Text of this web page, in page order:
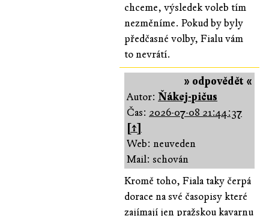
chceme, výsledek voleb tím
nezměníme. Pokud by byly
předčasné volby, Fialu vám
to nevrátí.
» odpovědět «
Autor:Ňákej-pičus
Čas: 2026-07-08 21:44:37
[↑]
Web: neuveden
Mail: schován
Kromě toho, Fiala taky čerpá
dorace na své časopisy které
zajímají jen pražskou kavarnu